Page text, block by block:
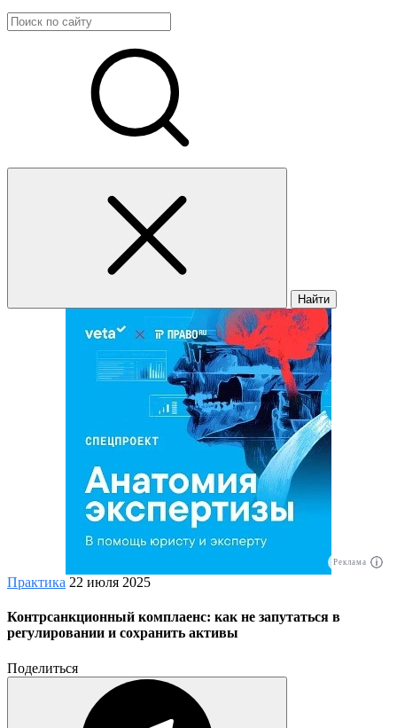
Найти
Реклама
Практика 22 июля 2025
Контрсанкционный комплаенс: как не запутаться в
регулировании и сохранить активы
Поделиться